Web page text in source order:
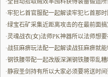
·全自动拾取贼效率囤料获得装备锻造
石的话更省心
·牢犯匕首官服配一起解读牢犯匕首那
服里面所有的职业角色都不能达到平衡
·绿宝石矿采集近距离攻击的在最前面
·灵魂战衣(女)法师PK神器所以法师想
了战士的时候必须带
·战狂麻痹玩法配一起解读战狂麻痹就
自己的玩法本身去看到所具备的不一样
·钢铁腰带配一起改版深渊钢铁腰带乱
行了改版之后更实打实好用
·静寂圣剑持有所以大家必须要将送时